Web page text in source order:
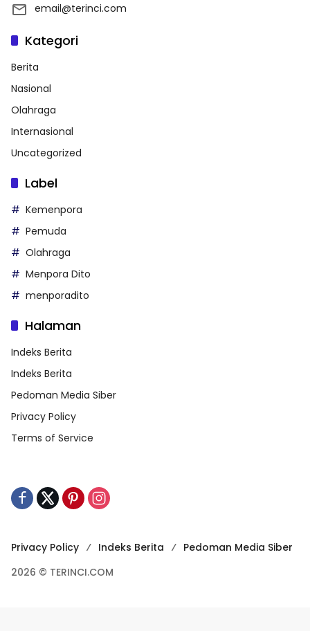
email@terinci.com
Kategori
Berita
Nasional
Olahraga
Internasional
Uncategorized
Label
Kemenpora
Pemuda
Olahraga
Menpora Dito
menporadito
Halaman
Indeks Berita
Indeks Berita
Pedoman Media Siber
Privacy Policy
Terms of Service
Privacy Policy Indeks Berita
Pedoman Media Siber
2026 © TERINCI.COM